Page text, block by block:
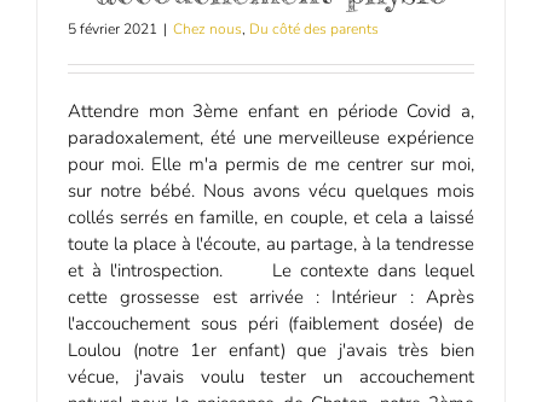
5 février 2021 | Chez nous, Du côté des parents
Attendre mon 3ème enfant en période Covid a,
paradoxalement, été une merveilleuse expérience
pour moi. Elle m'a permis de me centrer sur moi,
sur notre bébé. Nous avons vécu quelques mois
collés serrés en famille, en couple, et cela a laissé
toute la place à l'écoute, au partage, à la tendresse
et à l'introspection. Le contexte dans lequel
cette grossesse est arrivée : Intérieur : Après
l'accouchement sous péri (faiblement dosée) de
Loulou (notre 1er enfant) que j'avais très bien
vécue, j'avais voulu tester un accouchement